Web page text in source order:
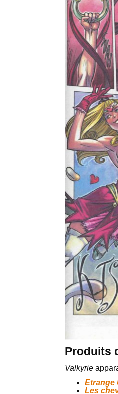
Produits
Valkyrie
Etrange
Les